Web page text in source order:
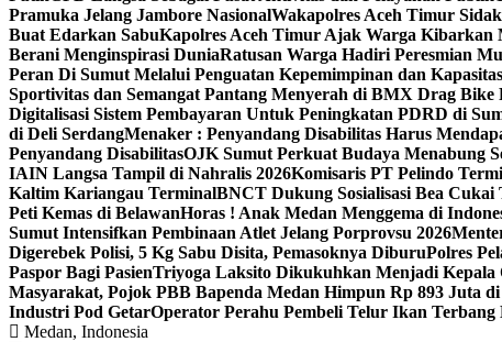
Pramuka Jelang Jambore NasionalWakapolres Aceh Timur
Buat Edarkan SabuKapolres Aceh Timur Ajak Warga Kibarkan
Berani Menginspirasi DuniaRatusan Warga Hadiri Peresmian
Peran Di Sumut Melalui Penguatan Kepemimpinan dan
Sportivitas dan Semangat Pantang Menyerah di BMX Drag Bike
Digitalisasi Sistem Pembayaran Untuk Peningkatan PDRD di
di Deli SerdangMenaker : Penyandang Disabilitas Harus
Penyandang DisabilitasOJK Sumut Perkuat Budaya Menabung
IAIN Langsa Tampil di Nahralis 2026Komisaris PT Pelindo
Kaltim Kariangau TerminalBNCT Dukung Sosialisasi Bea
Peti Kemas di BelawanHoras ! Anak Medan Menggema di
Sumut Intensifkan Pembinaan Atlet Jelang Porprovsu 2026
Digerebek Polisi, 5 Kg Sabu Disita, Pemasoknya DiburuPolres
Paspor Bagi PasienTriyoga Laksito Dikukuhkan Menjadi Kepala
Masyarakat, Pojok PBB Bapenda Medan Himpun Rp 893 Juta
Industri Pod Getar‎‎Operator Perahu Pembeli Telur Ikan
Medan, Indonesia